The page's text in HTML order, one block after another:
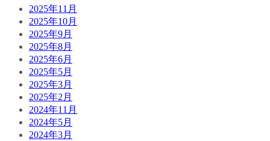
2025年11月
2025年10月
2025年9月
2025年8月
2025年6月
2025年5月
2025年3月
2025年2月
2024年11月
2024年5月
2024年3月